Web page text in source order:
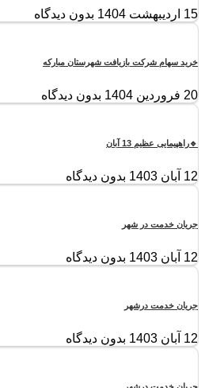
15 اردیبهشت 1404 بدون دیدگاه
خرید سهام شرکت بازیافت شهرستان مبارکه
20 فروردین 1404 بدون دیدگاه
🔹راهپیمایی عظیم 13 آبان
12 آبان 1403 بدون دیدگاه
جریان خدمت در شهر
12 آبان 1403 بدون دیدگاه
جریان خدمت درشهر
12 آبان 1403 بدون دیدگاه